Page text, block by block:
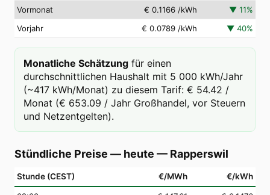
Vormonat
€ 0.1166 /kWh ▼ 11%
Vorjahr
€ 0.0789 /kWh ▼ 40%
Monatliche Schätzung für einen
durchschnittlichen Haushalt mit 5 000 kWh/Jahr
(~417 kWh/Monat) zu diesem Tarif: € 54.42 /
Monat (€ 653.09 / Jahr Großhandel, vor Steuern
und Netzentgelten).
Stündliche Preise — heute — Rapperswil
Stunde (CEST) €/MWh €/kWh